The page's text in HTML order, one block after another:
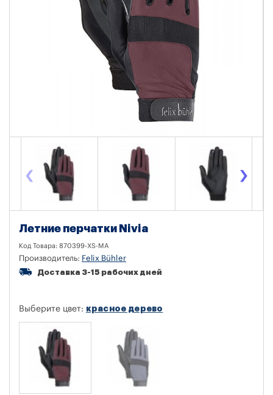
‹ ›
Летние перчатки Nivia
Код Товара: 870399-XS-MA
Производитель: Felix Bühler
Доставка 3-15 рабочих дней
Выберите цвет: красное дерево